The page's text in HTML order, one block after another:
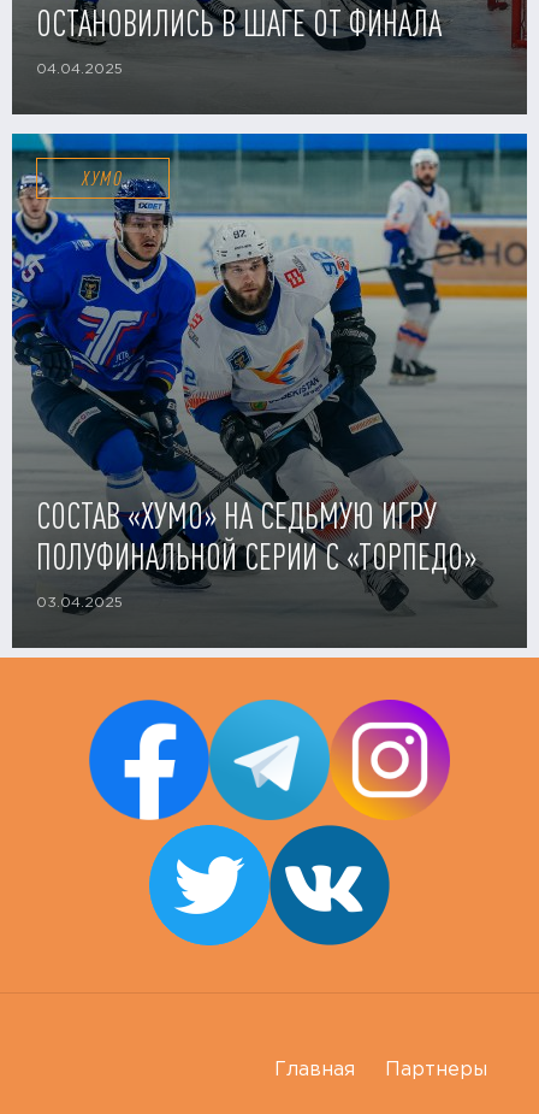
ОСТАНОВИЛИСЬ В ШАГЕ ОТ ФИНАЛА
04.04.2025
ХУМО
СОСТАВ «ХУМО» НА СЕДЬМУЮ ИГРУ
ПОЛУФИНАЛЬНОЙ СЕРИИ С «ТОРПЕДО»
03.04.2025
Главная Партнеры